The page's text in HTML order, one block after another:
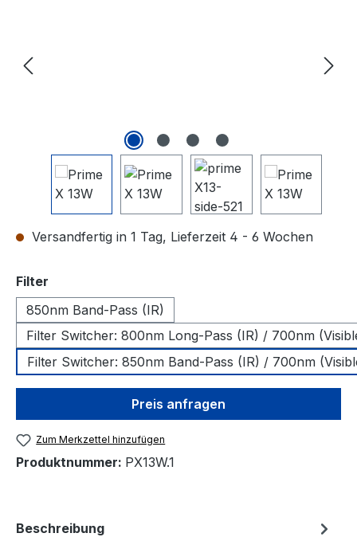
Versandfertig in 1 Tag, Lieferzeit 4 - 6 Wochen
Filter
850nm Band-Pass (IR)
Filter Switcher: 800nm Long-Pass (IR) / 700nm
Filter Switcher: 850nm Band-Pass (IR) / 700nm
Preis anfragen
Zum Merkzettel hinzufügen
Produktnummer: PX13W.1
Beschreibung